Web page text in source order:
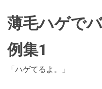
薄毛ハゲで
例集1
「ハゲてるよ。」